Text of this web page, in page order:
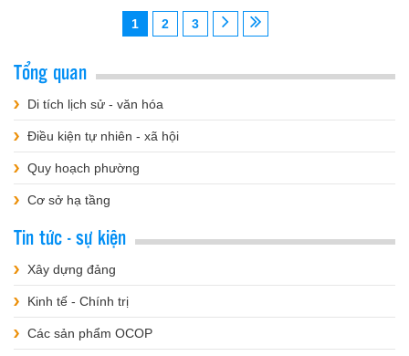
1 2 3
Tổng quan
Di tích lịch sử - văn hóa
Điều kiện tự nhiên - xã hội
Quy hoạch phường
Cơ sở hạ tầng
Tin tức - sự kiện
Xây dựng đảng
Kinh tế - Chính trị
Các sản phẩm OCOP